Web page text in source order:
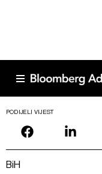
PODIJELI VIJEST
BiH